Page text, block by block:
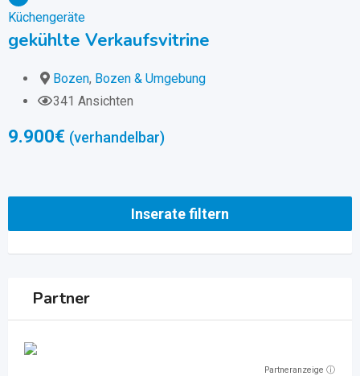
Küchengeräte
gekühlte Verkaufsvitrine
Bozen, Bozen & Umgebung
341 Ansichten
9.900€ (verhandelbar)
Inserate filtern
Partner
Partneranzeige ⓘ